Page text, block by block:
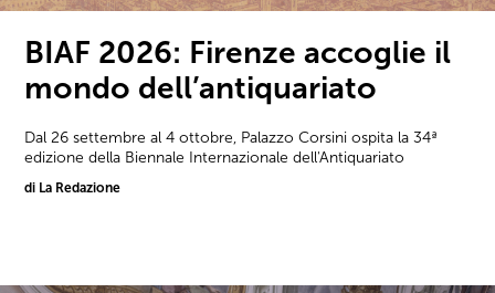
BIAF 2026: Firenze accoglie il
mondo dell’antiquariato
Dal 26 settembre al 4 ottobre, Palazzo Corsini ospita la 34ª
edizione della Biennale Internazionale dell'Antiquariato
di La Redazione